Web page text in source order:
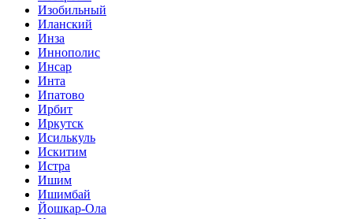
Изобильный
Иланский
Инза
Иннополис
Инсар
Инта
Ипатово
Ирбит
Иркутск
Исилькуль
Искитим
Истра
Ишим
Ишимбай
Йошкар-Ола